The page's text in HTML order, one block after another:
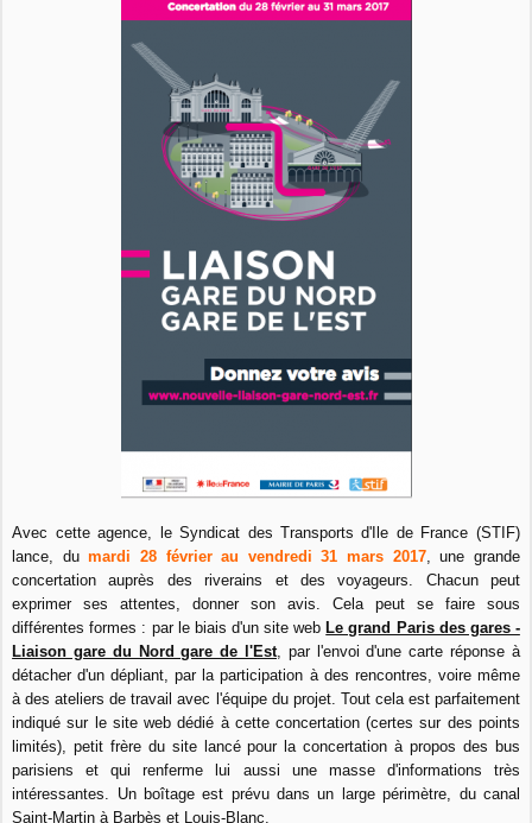
Avec cette agence, le Syndicat des Transports d'Ile de France (STIF)
lance, dumardi 28 février au vendredi 31 mars 2017, une grande
concertation auprès des riverains et des voyageurs. Chacun peut
exprimer ses attentes, donner son avis. Cela peut se faire sous
différentes formes : par le biais d'un site web Le grand Paris des gares -
Liaison gare du Nord gare de l'Est, par l'envoi d'une carte réponse à
détacher d'un dépliant, par la participation à des rencontres, voire même
à des ateliers de travail avec l'équipe du projet. Tout cela est parfaitement
indiqué sur le site web dédié à cette concertation (certes sur des points
limités), petit frère du site lancé pour la concertation à propos des bus
parisiens et qui renferme lui aussi une masse d'informations très
intéressantes. Un boîtage est prévu dans un large périmètre, du canal
Saint-Martin à Barbès et Louis-Blanc.